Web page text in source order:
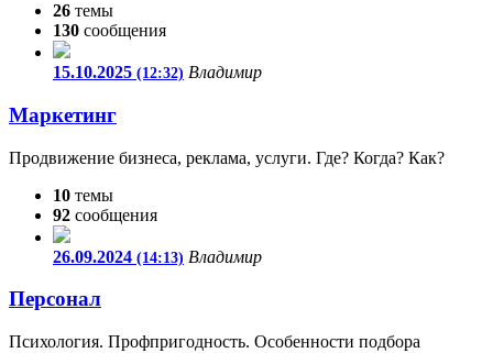
26 темы
130 сообщения
15.10.2025 (12:32) Владимир
Маркетинг
Продвижение бизнеса, реклама, услуги. Где? Когда? Как?
10 темы
92 сообщения
26.09.2024 (14:13) Владимир
Персонал
Психология. Профпригодность. Особенности подбора